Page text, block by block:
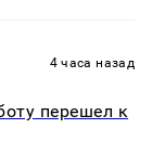
4 часа назад
перешел к